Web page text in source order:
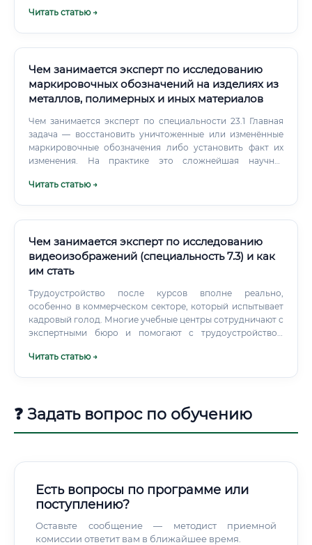
Читать статью →
Чем занимается эксперт по исследованию
маркировочных обозначений на изделиях из
металлов, полимерных и иных материалов
Чем занимается эксперт по специальности 23.1 Главная
задача — восстановить уничтоженные или изменённые
маркировочные обозначения либо установить факт их
изменения. На практике это сложнейшая научно-
Исследует заводские, государственные и иные
электроники, пластиковыми деталями транспортных
средств, упаковкой 🔍 Устанавливает первоначальное
содержание маркировки, если она была уничтожена
Определяет способ нанесения маркировки — штамповка,
гравировка, лазер, краска, кернение 🔍 Выявляет факт
подделки — замену части символов, перегравировку,
наварку металла 🔍 Составляет экспертное заключение с
Откуда берутся объекты для экспертизы?
Читать статью →
Чем занимается эксперт по исследованию
видеоизображений (специальность 7.3) и как
им стать
Трудоустройство после курсов вполне реально,
особенно в коммерческом секторе, который испытывает
кадровый голод. Многие учебные центры сотрудничают с
экспертными бюро и помогают с трудоустройством
Читать статью →
❓ Задать вопрос по обучению
Есть вопросы по программе или
поступлению?
Оставьте сообщение — методист приемной
комиссии ответит вам в ближайшее время.